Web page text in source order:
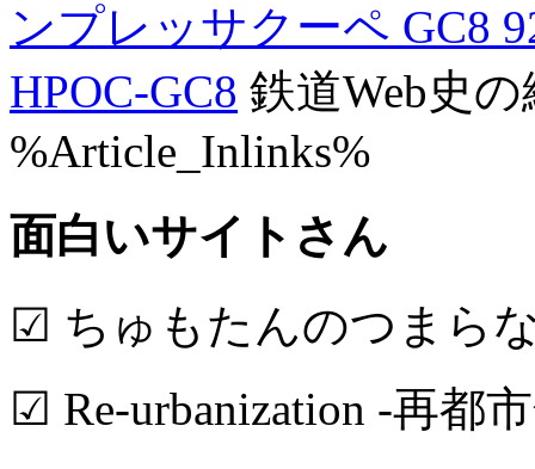
ンプレッサクーペ GC8
HPOC-GC8 鉄道Web史
%Article_Inlinks%
面白いサイトさん
☑ ちゅもたんのつまら
☑ Re-urbanization -再都